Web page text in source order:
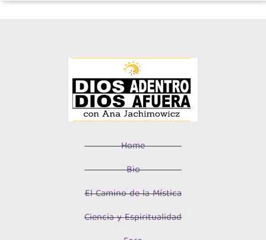
Home
Bio
El Camino de la Mística
Ciencia y Espiritualidad